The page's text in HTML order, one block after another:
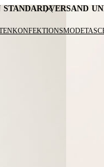
KONFEKTIONSMODE